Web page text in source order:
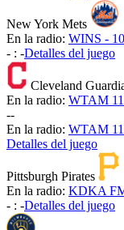
New York Mets
En la radio: WINS -
- : -Detalles del juego
Cleveland
En la radio: WTAM
--
En la radio: WTAM
Detalles del juego
Pittsburgh Pirates
En la radio: KDKA
- : -Detalles del juego